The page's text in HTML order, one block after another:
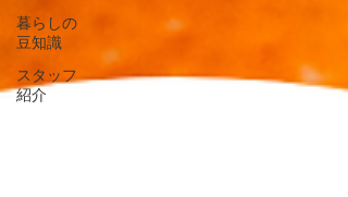
暮らしの
豆知識
スタッフ
紹介